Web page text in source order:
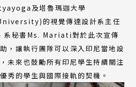
及塔魯瑪迦大學
的視覺傳達設計系主任
秘書Ms. Mariati對於此次宣傳
，讓執行團隊可以深入印尼當地設
未來也鼓勵所有印尼學生持續關注
秀的學生與國際接軌的契機。